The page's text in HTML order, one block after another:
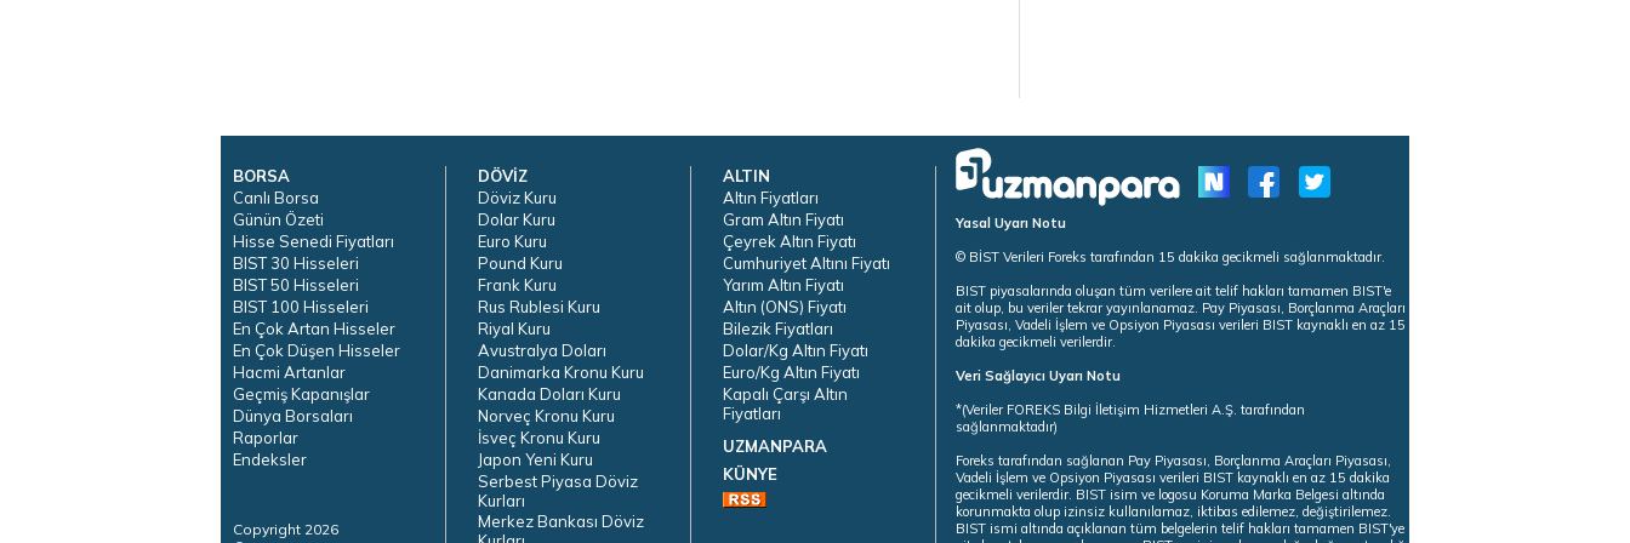
BORSA
Canlı Borsa
Günün Özeti
Hisse Senedi Fiyatları
BIST 30 Hisseleri
BIST 50 Hisseleri
BIST 100 Hisseleri
En Çok Artan Hisseler
En Çok Düşen Hisseler
Hacmi Artanlar
Geçmiş Kapanışlar
Dünya Borsaları
Raporlar
Endeksler
Copyright 2026
DÖVİZ
Döviz Kuru
Dolar Kuru
Euro Kuru
Pound Kuru
Frank Kuru
Rus Rublesi Kuru
Riyal Kuru
Avustralya Doları
Danimarka Kronu Kuru
Kanada Doları Kuru
Norveç Kronu Kuru
İsveç Kronu Kuru
Japon Yeni Kuru
Serbest Piyasa Döviz
Kurları
Merkez Bankası Döviz
ALTIN
Altın Fiyatları
Gram Altın Fiyatı
Çeyrek Altın Fiyatı
Cumhuriyet Altını Fiyatı
Yarım Altın Fiyatı
Altın (ONS) Fiyatı
Bilezik Fiyatları
Dolar/Kg Altın Fiyatı
Euro/Kg Altın Fiyatı
Kapalı Çarşı Altın
Fiyatları
UZMANPARA
KÜNYE
Yasal Uyarı Notu
© BİST Verileri Foreks tarafından 15 dakika gecikmeli sağlanmaktadır.
BIST piyasalarında oluşan tüm verilere ait telif hakları tamamen BIST'e
ait olup, bu veriler tekrar yayınlanamaz. Pay Piyasası, Borçlanma Araçları
Piyasası, Vadeli İşlem ve Opsiyon Piyasası verileri BIST kaynaklı en az 15
dakika gecikmeli verilerdir.
Veri Sağlayıcı Uyarı Notu
*(Veriler FOREKS Bilgi İletişim Hizmetleri A.Ş. tarafından
sağlanmaktadır)
Foreks tarafından sağlanan Pay Piyasası, Borçlanma Araçları Piyasası,
Vadeli İşlem ve Opsiyon Piyasası verileri BIST kaynaklı en az 15 dakika
gecikmeli verilerdir. BIST isim ve logosu Koruma Marka Belgesi altında
korunmakta olup izinsiz kullanılamaz, iktibas edilemez, değiştirilemez.
BIST ismi altında açıklanan tüm belgelerin telif hakları tamamen BIST'ye